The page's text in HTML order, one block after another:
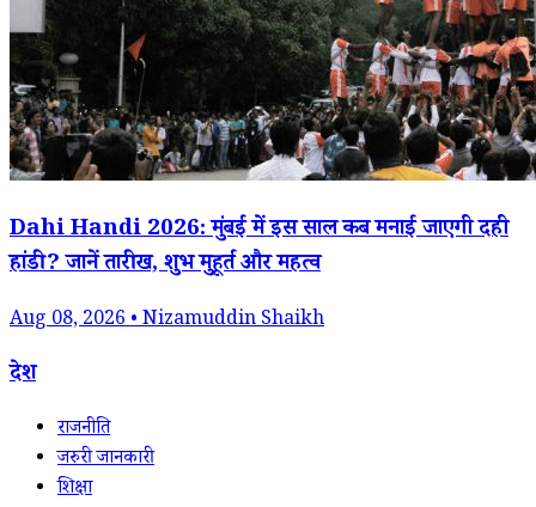
Dahi Handi 2026: मुंबई में इस साल कब मनाई जाएगी दही
हांडी? जानें तारीख, शुभ मुहूर्त और महत्व
Aug 08, 2026 • Nizamuddin Shaikh
देश
राजनीति
जरुरी जानकारी
शिक्षा